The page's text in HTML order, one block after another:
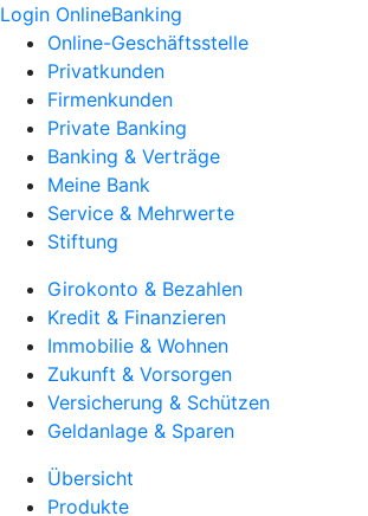
Login OnlineBanking
Online-Geschäftsstelle
Privatkunden
Firmenkunden
Private Banking
Banking & Verträge
Meine Bank
Service & Mehrwerte
Stiftung
Girokonto & Bezahlen
Kredit & Finanzieren
Immobilie & Wohnen
Zukunft & Vorsorgen
Versicherung & Schützen
Geldanlage & Sparen
Übersicht
Produkte